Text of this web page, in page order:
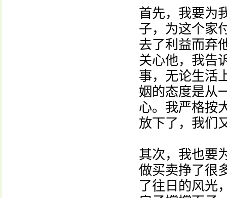
首先，我要为
子，为这个家
去了利益而弃
关心他，我告
事，无论生活
姻的态度是从
心。我严格按
放下了，我们
其次，我也要
做买卖挣了很
了往日的风光